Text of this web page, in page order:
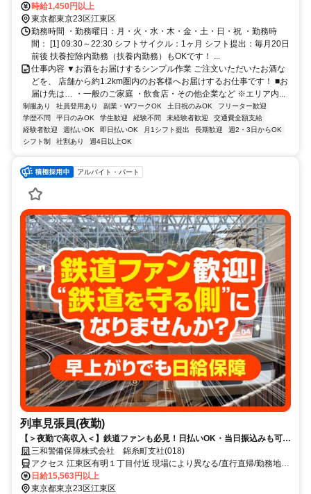
明テニスの森2A口徒歩約14分、ゆりかもめ 新豊洲2A口徒歩約17分
※マイカー（車・バイク）通勤不可
時給1,450円以上
東京都東京23区江東区
勤務時間 ・勤務曜日：月・火・水・木・金・土・日・祝 ・勤務時
間： [1] 09:30～22:30 シフトサイクル：1ヶ月 シフト提出：毎月20日
前後 扶養控除内勤務（扶養内勤務）もOKです！ ...
仕事内容 ▼お酒をお届けするシンプル作業 ご注文いただいたお酒な
どを、 店舗から約1.2km圏内のお客様へお届けするお仕事です！ ■お
届け先は… ・一般のご家庭 ・飲食店・その他企業など ※エリア内...
制服あり 社員登用あり 副業・WワークOK 土日祝のみOK
フリーター歓迎
学歴不問
平日のみOK 学生歓迎 経験不問 未経験者歓迎
交通費全額支給
経験者歓迎
週払いOK 即日払いOK 月1シフト提出 長期歓迎
週2・3日からOK
シフト制
社割あり 週4日以上OK
アルバイト・パート
列車見張員(夜勤)
【＞夜勤で高収入＜】鉄道ファンも必見！日払いOK・当日振込みも可能
♪
三和警備保障株式会社 錦糸町支社(018)
アクセス 江東区有明１丁目付近 現場により異なる/直行直帰/勤務地相
談可 ■電話面接■来社不要■即日勤務
日給15,563円以上
東京都東京23区江東区